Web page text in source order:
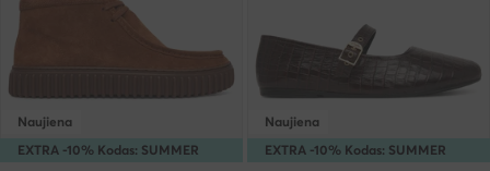
EXTRA -10% Kodas: SUMMER
Naujiena
EXTRA -10% Kodas: SUMMER
Naujiena